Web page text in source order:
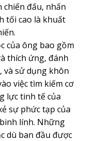
đấu, nhấn
tối cao là khuất
của ông bao gồm
thích ứng, đánh
và sử dụng khôn
việc tìm kiếm cơ
lực tinh tế của
sự phức tạp của
lính. Những
dù ban đầu được